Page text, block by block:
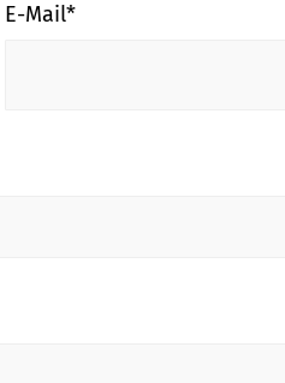
E-Mail*